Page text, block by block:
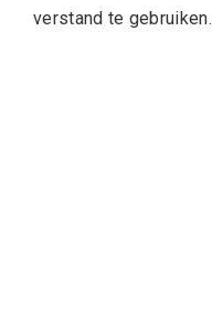
verstand te gebruiken.